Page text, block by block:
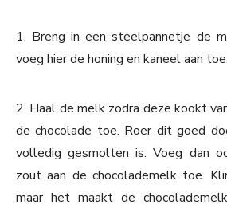
1. Breng in een steelpannetje de
voeg hier de honing en kaneel aan toe.
2. Haal de melk zodra deze kookt
de chocolade toe. Roer dit goed
volledig gesmolten is. Voeg dan
zout aan de chocolademelk toe.
maar het maakt de